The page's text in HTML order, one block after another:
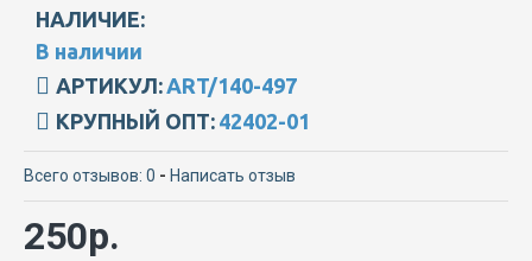
НАЛИЧИЕ:
В наличии
АРТИКУЛ:ART/140-497
КРУПНЫЙ ОПТ: 42402-01
Всего отзывов: 0 - Написать отзыв
250р.